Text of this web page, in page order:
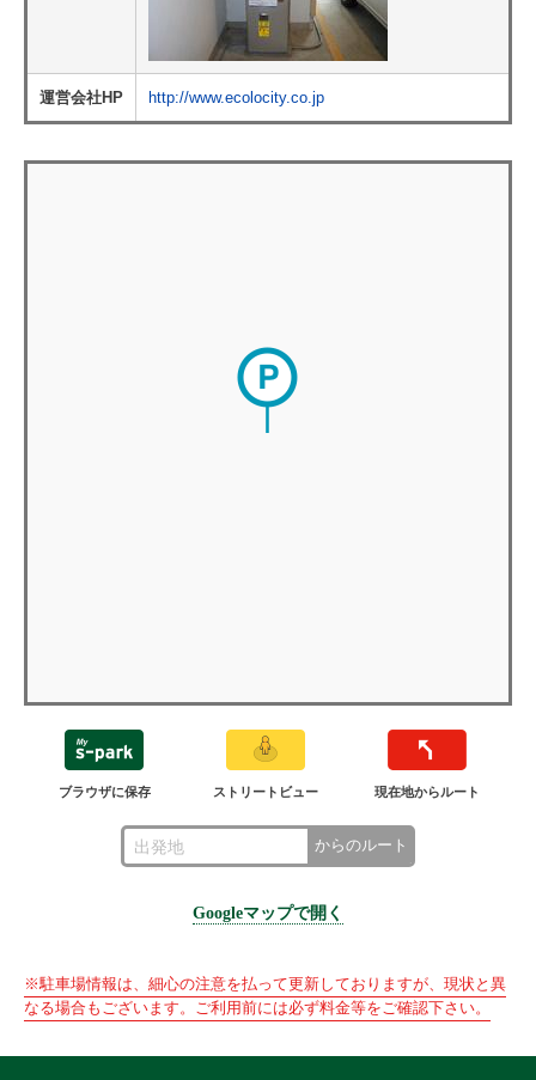
運営会社HP http://www.ecolocity.co.jp
ブラウザに保存 ストリートビュー 現在地からルート
からのルート
Googleマップで開く
※駐車場情報は、細心の注意を払って更新しておりますが、現状と異
なる場合もございます。ご利用前には必ず料金等をご確認下さい。